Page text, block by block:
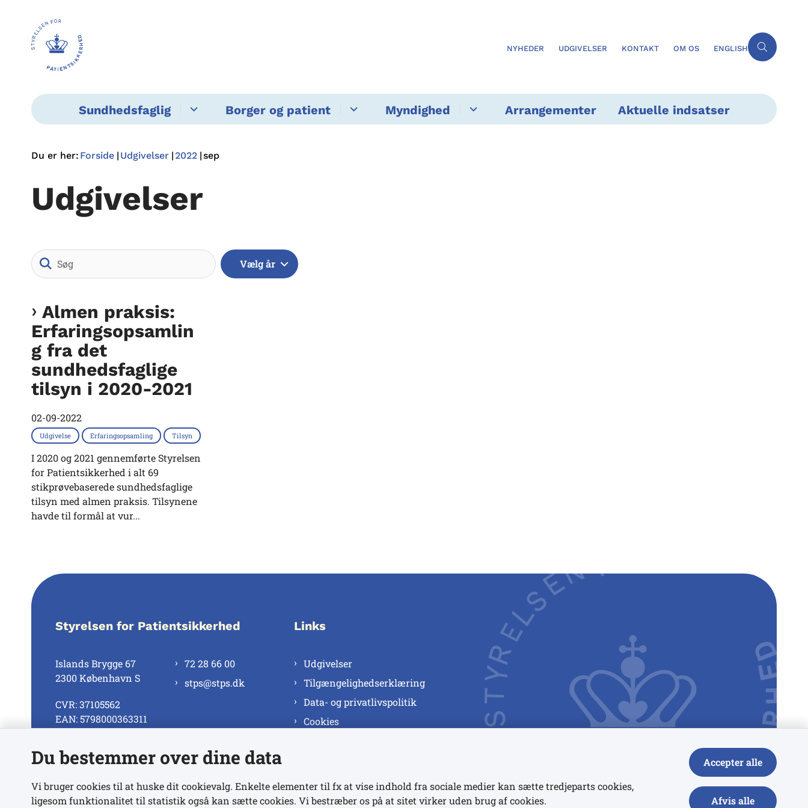
NYHEDER UDGIVELSER KONTAKT OM OS ENGLISH
Sundhedsfaglig Borger og patient Myndighed Arrangementer Aktuelle indsatser
Du er her: Forside Udgivelser 2022 sep
Udgivelser
Søg
Vælg år
Almen praksis:
Erfaringsopsamlin
g fra det
sundhedsfaglige
tilsyn i 2020-2021
02-09-2022
Udgivelse Erfaringsopsamling Tilsyn
I 2020 og 2021 gennemførte Styrelsen
for Patientsikkerhed i alt 69
stikprøvebaserede sundhedsfaglige
tilsyn med almen praksis. Tilsynene
havde til formål at vur...
Styrelsen for Patientsikkerhed
Islands Brygge 67
2300 København S
CVR: 37105562
EAN: 5798000363311
72 28 66 00
stps@stps.dk
Se alle kontaktnumre
Links
Udgivelser
Tilgængelighedserklæring
Data- og privatlivspolitik
Cookies
Du bestemmer over dine data
Vi bruger cookies til at huske dit cookievalg. Enkelte elementer til fx at vise indhold fra sociale medier kan sætte tredjeparts cookies,
ligesom funktionalitet til statistik også kan sætte cookies. Vi bestræber os på at sitet virker uden brug af cookies.
Accepter alle
Afvis alle